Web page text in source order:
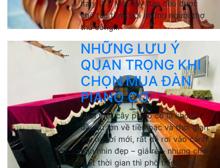
Italy (Ý). Mỗi cây đàn đều được
chế tác tỉ mỉ bởi những người thợ
thủ công...
NHỮNG LƯU Ý
QUAN TRỌNG KHI
CHỌN MUA ĐÀN
PIANO CƠ
Mua một cây piano cơ là khoản
đầu tư lớn về tiền bạc và thời gian.
Với người mới, rất dễ rơi vào cảnh:
đàn nhìn đẹp – giá rẻ – nhưng chơi
một thời gian thì phô tiếng, kẹt...